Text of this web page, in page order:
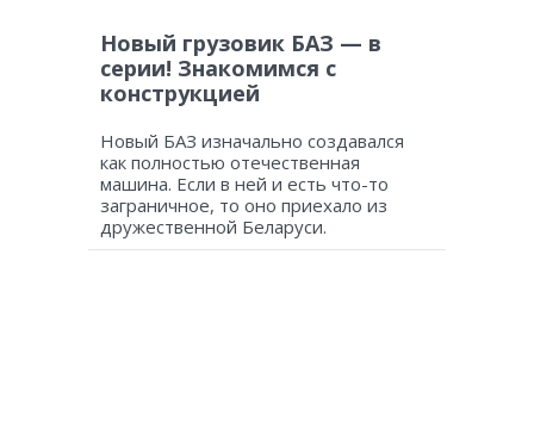
Новый грузовик БАЗ — в
серии! Знакомимся с
конструкцией
Новый БАЗ изначально создавался
как полностью отечественная
машина. Если в ней и есть что-то
заграничное, то оно приехало из
дружественной Беларуси.